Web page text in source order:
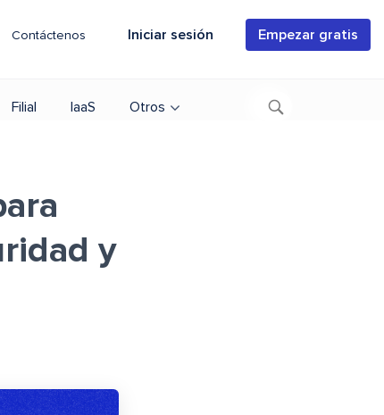
Contáctenos Iniciar sesión Empezar gratis
Filial IaaS Otros
y